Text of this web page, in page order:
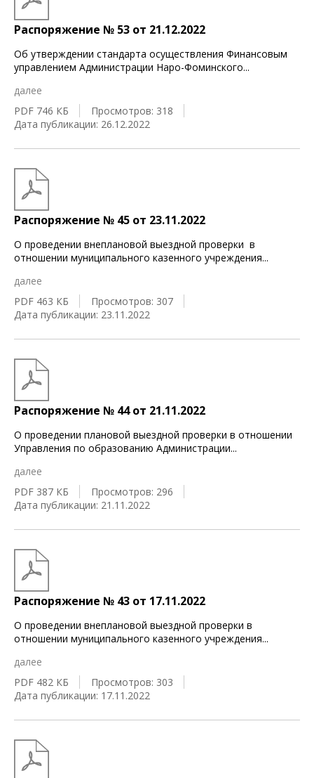
Распоряжение № 53 от 21.12.2022
Об утверждении стандарта осуществления Финансовым
управлением Администрации Наро-Фоминского...
далее
PDF 746 КБ
Просмотров: 318
Дата публикации: 26.12.2022
Распоряжение № 45 от 23.11.2022
О проведении внеплановой выездной проверки в
отношении муниципального казенного учреждения...
далее
PDF 463 КБ
Просмотров: 307
Дата публикации: 23.11.2022
Распоряжение № 44 от 21.11.2022
О проведении плановой выездной проверки в отношении
Управления по образованию Администрации...
далее
PDF 387 КБ
Просмотров: 296
Дата публикации: 21.11.2022
Распоряжение № 43 от 17.11.2022
О проведении внеплановой выездной проверки в
отношении муниципального казенного учреждения...
далее
PDF 482 КБ
Просмотров: 303
Дата публикации: 17.11.2022